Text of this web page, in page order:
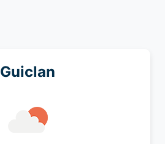
Guiclan